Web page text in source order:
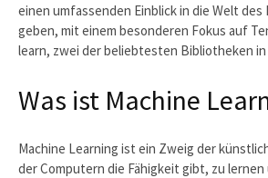
einen umfassenden Einblick in die Welt des
geben, mit einem besonderen Fokus auf
learn, zwei der beliebtesten Bibliotheken in
Was ist Machine
Machine Learning ist ein Zweig der
der Computern die Fähigkeit gibt, zu lernen